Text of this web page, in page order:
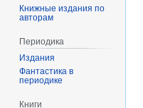
Книжные издания по
авторам
Периодика
Издания
Фантастика в
периодике
Книги